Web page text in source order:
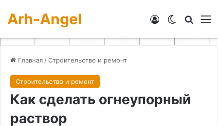
Arh-Angel Switch skin
Войти
Главная /Строительство и ремонт
Строительство и ремонт
Как сделать огнеупорный
раствор